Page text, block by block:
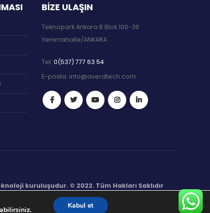
BIZE ULAŞIN
Teknopark Ankara B Blok 100-36
Yenimahalle/ANKARA
Tel: 0(537) 777 63 54
E-posta: info@averdtech.com
kuruluşudur. © 2022. Tüm Hakları Saklıdır
Kabul et